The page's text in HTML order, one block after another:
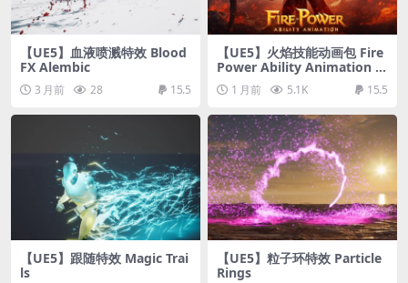
【UE5】血液喷溅特效 Blood
FX Alembic
3 月前 28 15.5
【UE5】火焰技能动画包 Fire
Power Ability Animation P
ack1 月前 5.1K 15.5
【UE5】跟随特效 Magic Trai
ls
【UE5】粒子环特效 Particle
Rings